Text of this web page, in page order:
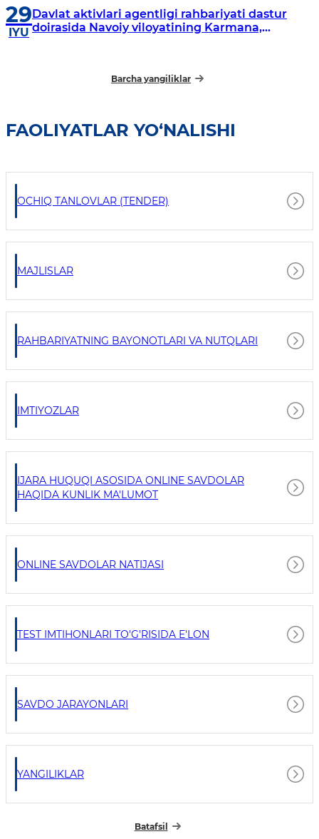
29
IYU
Davlat aktivlari agentligi rahbariyati dastur
doirasida Navoiy viloyatining Karmana,
Barcha yangiliklar
FAOLIYATLAR YO‘NALISHI
OCHIQ TANLOVLAR (TENDER)
MAJLISLAR
RAHBARIYATNING BAYONOTLARI VA NUTQLARI
IMTIYOZLAR
IJARA HUQUQI ASOSIDA ONLINE SAVDOLAR
HAQIDA KUNLIK MA'LUMOT
ONLINE SAVDOLAR NATIJASI
TEST IMTIHONLARI TO'G'RISIDA E'LON
SAVDO JARAYONLARI
YANGILIKLAR
Batafsil